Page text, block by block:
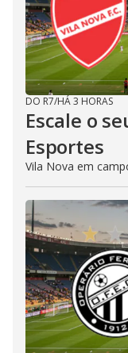
DO R7/HÁ 3 HORAS
Escale o
Esportes
Vila Nova em